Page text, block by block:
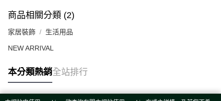
商品相關分類 (2)
家居裝飾 生活用品
NEW ARRIVAL
本分類熱銷全站排行